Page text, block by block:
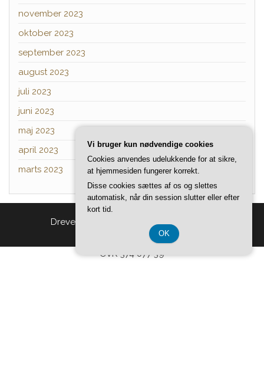
november 2023
oktober 2023
september 2023
august 2023
juli 2023
juni 2023
maj 2023
april 2023
marts 2023
Drevet af Tema:Head Blog
CVR 374 077 39
Vi bruger kun nødvendige cookies
Cookies anvendes udelukkende for at sikre,
at hjemmesiden fungerer korrekt.
Disse cookies sættes af os og slettes
automatisk, når din session slutter eller efter
kort tid.
OK